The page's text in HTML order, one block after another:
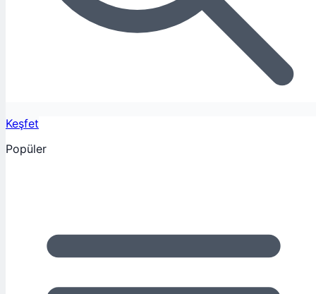
Keşfet
Popüler